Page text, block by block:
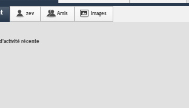
zev Amis Images
d'activité récente